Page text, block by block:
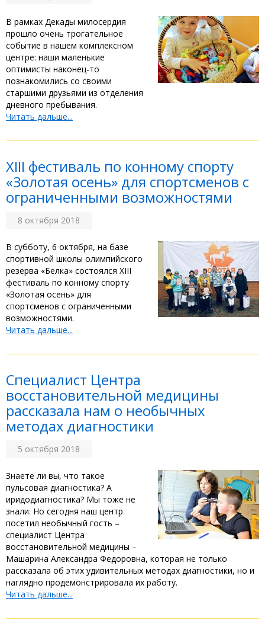
В рамках Декады милосердия
прошло очень трогательное
событие в нашем комплексном
центре: наши маленькие
оптимисты наконец-то
познакомились со своими
старшими друзьями из отделения
дневного пребывания.
Читать дальше...
XIII фестиваль по конному спорту
«Золотая осень» для спортсменов с
ограниченными возможностями
8 октября 2018
В субботу, 6 октября, на базе
спортивной школы олимпийского
резерва «Белка» состоялся XIII
фестиваль по конному спорту
«Золотая осень» для
спортсменов с ограниченными
возможностями.
Читать дальше...
Специалист Центра
восстановительной медицины
рассказала нам о необычных
методах диагностики
5 октября 2018
Знаете ли вы, что такое
пульсовая диагностика? А
иридодиагностика? Мы тоже не
знали. Но сегодня наш центр
посетил необычный гость –
специалист Центра
восстановительной медицины –
Машарина Александра Федоровна, которая не только
рассказала об этих удивительных методах диагностики, но и
наглядно продемонстрировала их работу.
Читать дальше...